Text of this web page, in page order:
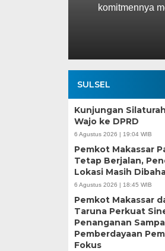
SULSEL
Kunjungan
Wajo ke DPRD
6 Agustus 2026 | 19:04 WIB
Pemkot Makassar
Tetap Berjalan,
Lokasi Masih
6 Agustus 2026 | 18:45 WIB
Pemkot Makassar
Taruna Perkuat
Penanganan
Pemberdayaan
Fokus